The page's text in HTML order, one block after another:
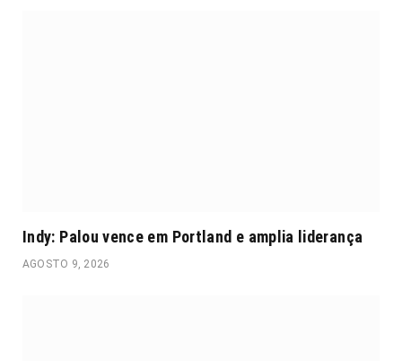
Indy: Palou vence em Portland e amplia liderança
AGOSTO 9, 2026